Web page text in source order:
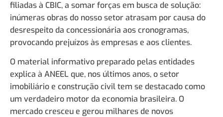
filiadas à CBIC, a somar forças em busca de solução:
inúmeras obras do nosso setor atrasam por causa do
desrespeito da concessionária aos cronogramas,
provocando prejuízos às empresas e aos clientes.
O material informativo preparado pelas entidades
explica à ANEEL que, nos últimos anos, o setor
imobiliário e construção civil tem se destacado como
um verdadeiro motor da economia brasileira. O
mercado cresceu e gerou milhares de novos